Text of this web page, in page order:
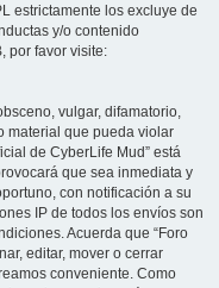
estrictamente los excluye de
y/o contenido
por favor visite:
vulgar, difamatorio,
material que pueda violar
de CyberLife Mud” está
que sea inmediata y
con notificación a su
IP de todos los envíos son
Acuerda que “Foro
editar, mover o cerrar
conveniente. Como